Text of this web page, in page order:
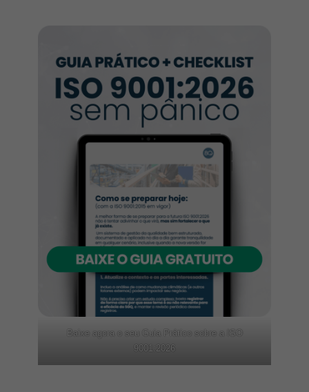
Baixe agora o seu Guia Prático sobre a ISO
9001:2026